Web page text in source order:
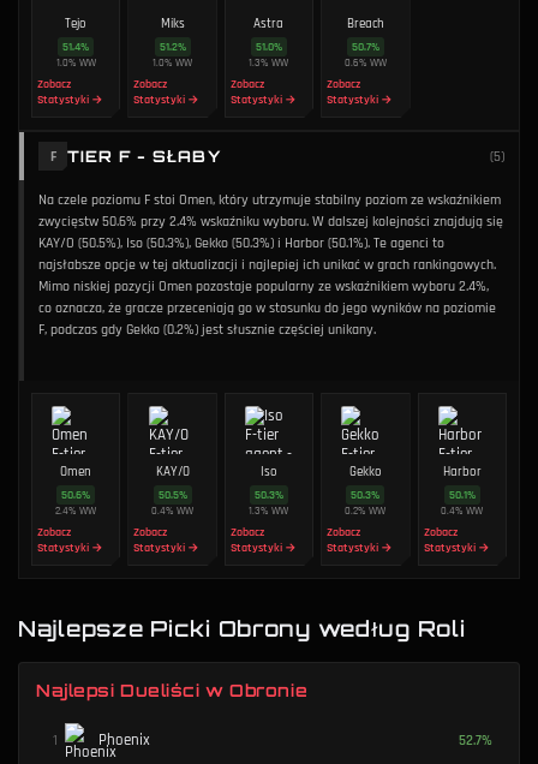
Tejo
51.4%
1.0% WW
Zobacz
Statystyki →
Miks
51.2%
1.0%WW
Zobacz
Statystyki →
Astra
51.0%
1.3%WW
Zobacz
Statystyki →
Breach
50.7%
0.6% WW
Zobacz
Statystyki →
F TIER F - SŁABY (5)
Na czele poziomu F stoi Omen, który utrzymuje stabilny poziom ze wskaźnikiem
zwycięstw 50.6% przy 2.4% wskaźniku wyboru. W dalszej kolejności znajdują się
KAY/O (50.5%), Iso (50.3%), Gekko (50.3%) i Harbor (50.1%). Te agenci to
najsłabsze opcje w tej aktualizacji i najlepiej ich unikać w grach rankingowych.
Mimo niskiej pozycji Omen pozostaje popularny ze wskaźnikiem wyboru 2.4%,
co oznacza, że gracze przeceniają go w stosunku do jego wyników na poziomie
F, podczas gdy Gekko (0.2%) jest słusznie częściej unikany.
Omen
50.6%
2.4%WW
Zobacz
Statystyki →
KAY/O
50.5%
0.4%WW
Zobacz
Statystyki →
Iso
50.3%
1.3%WW
Zobacz
Statystyki →
Gekko
50.3%
0.2%WW
Zobacz
Statystyki →
Harbor
50.1%
0.4%WW
Zobacz
Statystyki →
Najlepsze Picki Obrony według Roli
Najlepsi Dueliści w Obronie
1 Phoenix 52.7%